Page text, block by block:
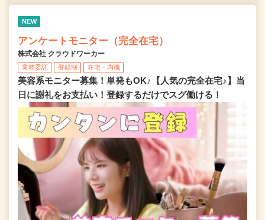
NEW
アンケートモニター（完全在宅）
株式会社 クラウドワーカー
業務委託 登録制 在宅・内職
美容系モニター募集！単発もOK♪【人気の完全在宅♪】当
日に謝礼をお支払い！登録するだけでスグ働ける！